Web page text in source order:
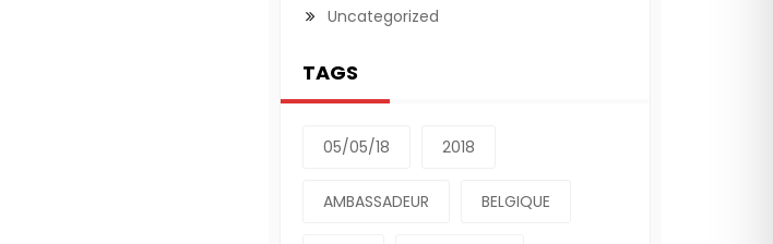
Uncategorized
TAGS
05/05/18 2018
AMBASSADEUR BELGIQUE